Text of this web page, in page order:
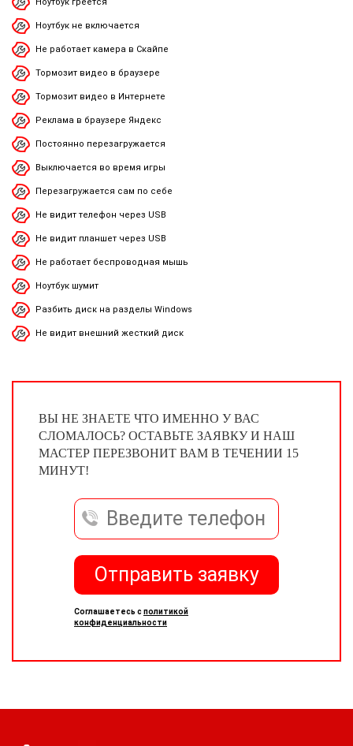
Ноутбук греется
Ноутбук не включается
Не работает камера в Скайпе
Тормозит видео в браузере
Тормозит видео в Интернете
Реклама в браузере Яндекс
Постоянно перезагружается
Выключается во время игры
Перезагружается сам по себе
Не видит телефон через USB
Не видит планшет через USB
Не работает беспроводная мышь
Ноутбук шумит
Разбить диск на разделы Windows
Не видит внешний жесткий диск
ВЫ НЕ ЗНАЕТЕ ЧТО ИМЕННО У ВАС
СЛОМАЛОСЬ? ОСТАВЬТЕ ЗАЯВКУ И НАШ
МАСТЕР ПЕРЕЗВОНИТ ВАМ В ТЕЧЕНИИ 15
МИНУТ!
Отправить заявку
Соглашаетесь с политикой
конфиденциальности